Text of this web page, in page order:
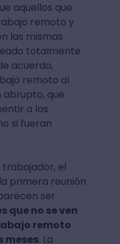
aquellos que
remoto y
las mismas
totalmente
acuerdo,
remoto al
que
a los
si fueran
el
primera reunión
ser
que no se ven
remoto
meses. La